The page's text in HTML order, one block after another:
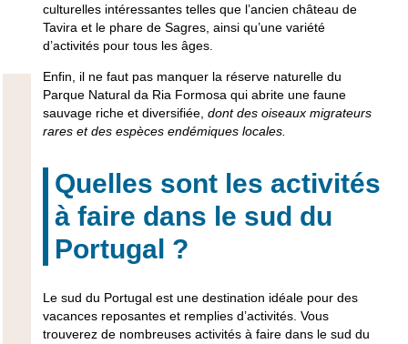
culturelles intéressantes telles quel’ancien château de
Tavira et le phare de Sagres, ainsi qu’une variété
d’activités pour tous les âges.
Enfin, il ne faut pas manquer la réserve naturelle du
Parque Natural da Ria Formosaqui abrite une faune
sauvage riche et diversifiée, dont des oiseaux migrateurs
rares et des espèces endémiques locales.
Quelles sont les activités
à faire dans le sud du
Portugal ?
Le sud du Portugal est une destination idéale pour des
vacances reposantes et remplies d’activités. Vous
trouverez de nombreuses activités à faire dans le sud du